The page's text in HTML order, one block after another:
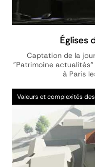
Églises
Captation de la
"Patrimoine actualités"
à Paris
Vidéo
Valeurs et complexités